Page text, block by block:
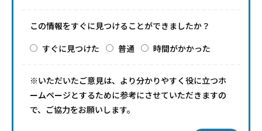
この情報をすぐに見つけることができましたか？
すぐに見つけた
普通 時間がかかった
※いただいたご意見は、より分かりやすく役に立つホ
ームページとするために参考にさせていただきますの
で、ご協力をお願いします。